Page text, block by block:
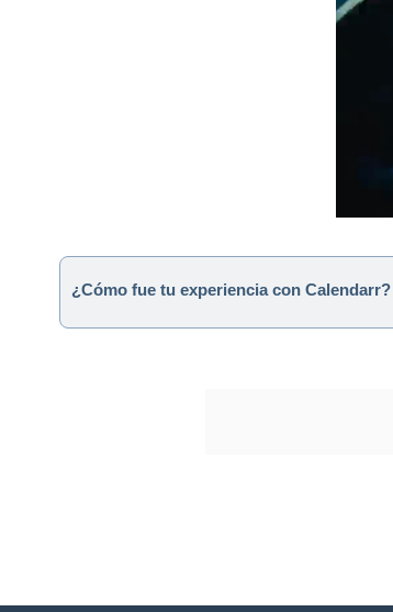
¿Cómo fue tu experiencia con Calendarr?